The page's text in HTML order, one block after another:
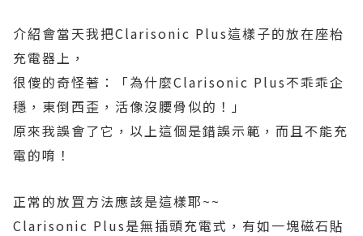
介紹會當天我把Clarisonic Plus這樣子的放在座枱
充電器上，
很傻的奇怪著：「為什麼Clarisonic Plus不乖乖企
穩，東倒西歪，活像沒腰骨似的！」
原來我誤會了它，以上這個是錯誤示範，而且不能充
電的唷！
正常的放罝方法應該是這樣耶~~
Clarisonic Plus是無插頭充電式，有如一塊磁石貼